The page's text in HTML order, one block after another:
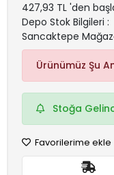
427,93 TL 'den
Depo Stok Bilgileri :
Sancaktepe
Ürünümüz Şu
Stoğa
Favorilerime ekle